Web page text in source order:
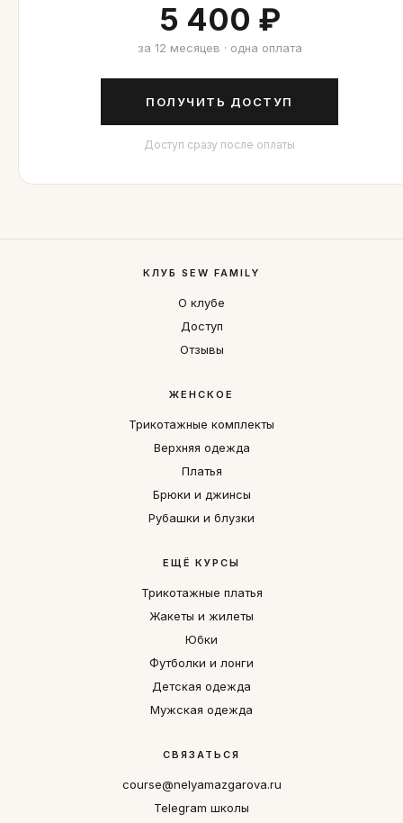
5 400 ₽
за 12 месяцев · одна оплата
ПОЛУЧИТЬ ДОСТУП
Доступ сразу после оплаты
КЛУБ SEW FAMILY
О клубе
Доступ
Отзывы
ЖЕНСКОЕ
Трикотажные комплекты
Верхняя одежда
Платья
Брюки и джинсы
Рубашки и блузки
ЕЩЁ КУРСЫ
Трикотажные платья
Жакеты и жилеты
Юбки
Футболки и лонги
Детская одежда
Мужская одежда
СВЯЗАТЬСЯ
course@nelyamazgarova.ru
Telegram школы